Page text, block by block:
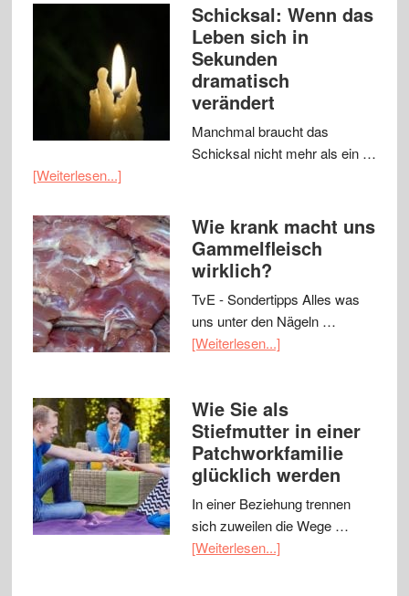
Schicksal: Wenn das
Leben sich in
Sekunden
dramatisch
verändert
Manchmal braucht das
Schicksal nicht mehr als ein …
[Weiterlesen...]
Wie krank macht uns
Gammelfleisch
wirklich?
TvE - Sondertipps Alles was
uns unter den Nägeln …
[Weiterlesen...]
Wie Sie als
Stiefmutter in einer
Patchworkfamilie
glücklich werden
In einer Beziehung trennen
sich zuweilen die Wege …
[Weiterlesen...]